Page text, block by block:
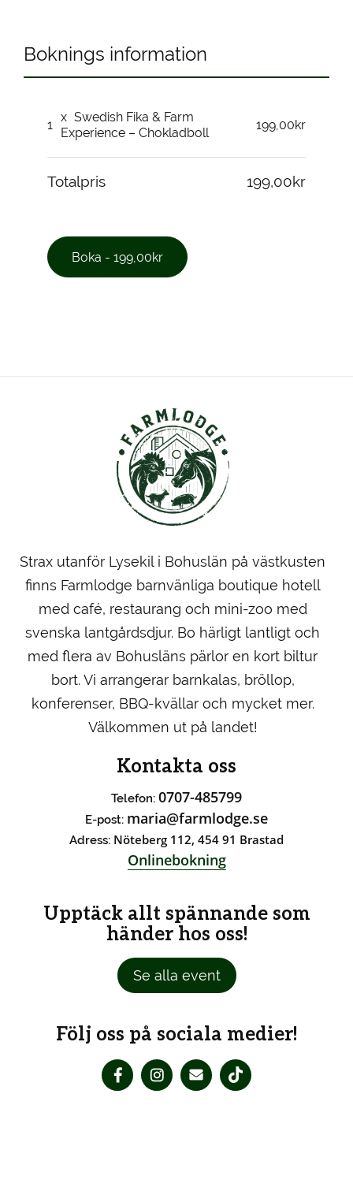
Boknings information
1
x Swedish Fika & Farm
Experience – Chokladboll
199,00kr
Totalpris 199,00kr
Strax utanför Lysekil i Bohuslän på västkusten
finns Farmlodge barnvänliga boutique hotell
med café, restaurang och mini-zoo med
svenska lantgårdsdjur. Bo härligt lantligt och
med flera av Bohusläns pärlor en kort biltur
bort. Vi arrangerar barnkalas, bröllop,
konferenser, BBQ-kvällar och mycket mer.
Välkommen ut på landet!
Kontakta oss
Telefon: 0707-485799
E-post: maria@farmlodge.se
Adress: Nöteberg 112, 454 91 Brastad
Onlinebokning
Upptäck allt spännande som
händer hos oss!
Se alla event
Följ oss på sociala medier!